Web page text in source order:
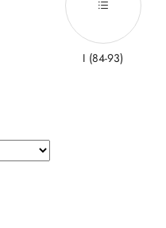
I (84-93)